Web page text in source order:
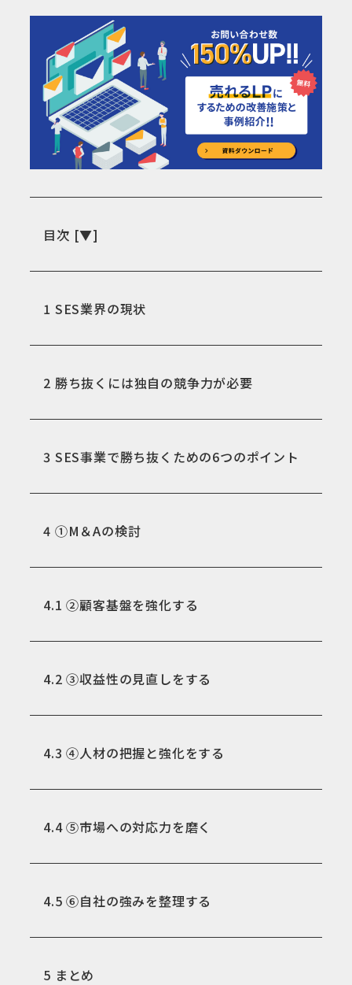
目次 [▼]
1 SES業界の現状
2 勝ち抜くには独自の競争力が必要
3 SES事業で勝ち抜くための6つのポイント
4 ①M＆Aの検討
4.1 ②顧客基盤を強化する
4.2 ③収益性の見直しをする
4.3 ④人材の把握と強化をする
4.4⑤市場への対応力を磨く
4.5 ⑥自社の強みを整理する
5 まとめ